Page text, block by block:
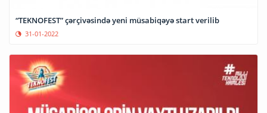
“TEKNOFEST” çərçivəsində yeni müsabiqəyə start verilib
31-01-2022